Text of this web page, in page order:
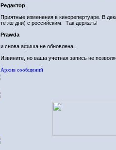
Редактор
Приятные изменения в кинорепертуаре. В
те же дни) с российским.
Так держать!
Prawda
и снова афиша не обновлена...
Извините, но ваша учетная запись не
Архив сообщений